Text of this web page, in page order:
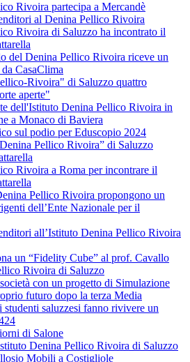
Rivoira partecipa a Mercandè
al Denina Pellico Rivoira
Rivoira di Saluzzo ha incontrato il
del Denina Pellico Rivoira riceve un
CasaClima
Rivoira" di Saluzzo quattro
aperte"
dell'Istituto Denina Pellico Rivoira in
a Monaco di Baviera
sul podio per Eduscopio 2024
Pellico Rivoira” di Saluzzo
Rivoira a Roma per incontrare il
Pellico Rivoira propongono un
dell’Ente Nazionale per il
all’Istituto Denina Pellico Rivoira
un “Fidelity Cube” al prof. Cavallo
Rivoira di Saluzzo
con un progetto di Simulazione
futuro dopo la terza Media
studenti saluzzesi fanno rivivere un
di Salone
Denina Pellico Rivoira di Saluzzo
Mobili a Costigliole